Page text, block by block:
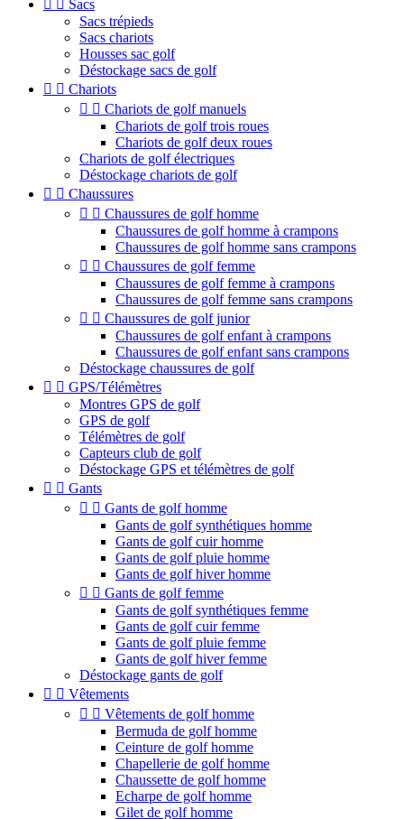
  Sacs
Sacs trépieds
Sacs chariots
Housses sac golf
Déstockage sacs de golf
  Chariots
  Chariots de golf manuels
Chariots de golf trois roues
Chariots de golf deux roues
Chariots de golf électriques
Déstockage chariots de golf
  Chaussures
  Chaussures de golf homme
Chaussures de golf homme à crampons
Chaussures de golf homme sans crampons
  Chaussures de golf femme
Chaussures de golf femme à crampons
Chaussures de golf femme sans crampons
  Chaussures de golf junior
Chaussures de golf enfant à crampons
Chaussures de golf enfant sans crampons
Déstockage chaussures de golf
  GPS/Télémètres
Montres GPS de golf
GPS de golf
Télémètres de golf
Capteurs club de golf
Déstockage GPS et télémètres de golf
  Gants
  Gants de golf homme
Gants de golf synthétiques homme
Gants de golf cuir homme
Gants de golf pluie homme
Gants de golf hiver homme
  Gants de golf femme
Gants de golf synthétiques femme
Gants de golf cuir femme
Gants de golf pluie femme
Gants de golf hiver femme
Déstockage gants de golf
  Vêtements
  Vêtements de golf homme
Bermuda de golf homme
Ceinture de golf homme
Chapellerie de golf homme
Chaussette de golf homme
Echarpe de golf homme
Gilet de golf homme